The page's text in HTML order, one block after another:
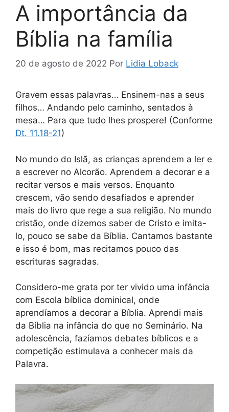
A importância da
Bíblia na família
20 de agosto de 2022 Por Lidia Loback
Gravem essas palavras… Ensinem-nas a seus
filhos… Andando pelo caminho, sentados à
mesa… Para que tudo lhes prospere! (Conforme
Dt. 11.18-21)
No mundo do Islã, as crianças aprendem a ler e
a escrever no Alcorão. Aprendem a decorar e a
recitar versos e mais versos. Enquanto
crescem, vão sendo desafiados e aprender
mais do livro que rege a sua religião. No mundo
cristão, onde dizemos saber de Cristo e imita-
lo, pouco se sabe da Bíblia. Cantamos bastante
e isso é bom, mas recitamos pouco das
escrituras sagradas.
Considero-me grata por ter vivido uma infância
com Escola bíblica dominical, onde
aprendíamos a decorar a Bíblia. Aprendi mais
da Bíblia na infância do que no Seminário. Na
adolescência, fazíamos debates bíblicos e a
competição estimulava a conhecer mais da
Palavra.